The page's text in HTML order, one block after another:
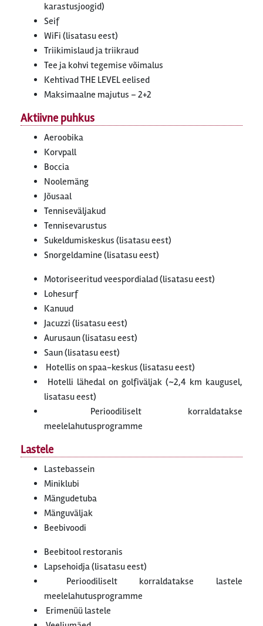
karastusjoogid)
Seif
WiFi (lisatasu eest)
Triikimislaud ja triikraud
Tee ja kohvi tegemise võimalus
Kehtivad THE LEVEL eelised
Maksimaalne majutus – 2+2
Aktiivne puhkus
Aeroobika
Korvpall
Boccia
Noolemäng
Jõusaal
Tenniseväljakud
Tennisevarustus
Sukeldumiskeskus (lisatasu eest)
Snorgeldamine (lisatasu eest)
Motoriseeritud veespordialad (lisatasu eest)
Lohesurf
Kanuud
Jacuzzi (lisatasu eest)
Aurusaun (lisatasu eest)
Saun (lisatasu eest)
Hotellis on spaa-keskus (lisatasu eest)
Hotelli lähedal on golfiväljak (~2,4 km kaugusel,
lisatasu eest)
Perioodiliselt korraldatakse
meelelahutusprogramme
Lastele
Lastebassein
Miniklubi
Mängudetuba
Mänguväljak
Beebivoodi
Beebitool restoranis
Lapsehoidja (lisatasu eest)
Perioodiliselt korraldatakse lastele
meelelahutusprogramme
Erimenüü lastele